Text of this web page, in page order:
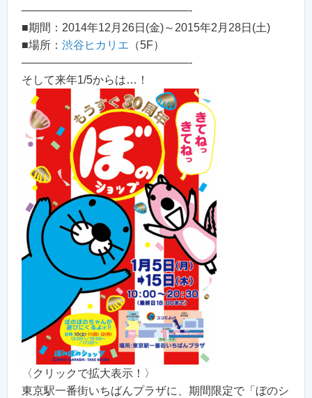
———————————————-
■期間：2014年12月26日(金)～2015年2月28日(土)
■場所： 渋谷ヒカリエ （5F）
———————————————-
そして来年1/5からは…！
〈クリックで拡大表示！〉
東京駅一番街いちばんプラザに、期間限定で「ぼのシ